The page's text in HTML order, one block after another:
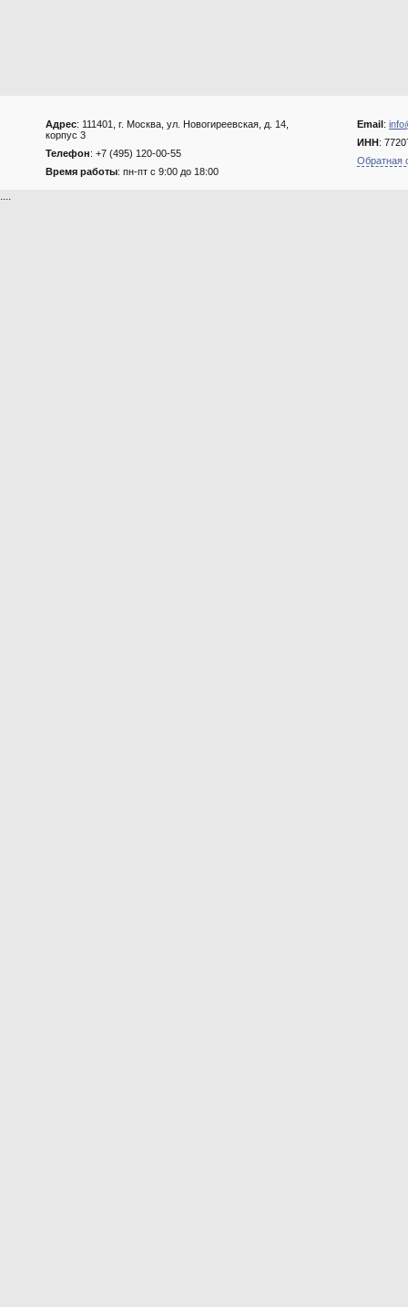
Адрес: 111401, г. Москва, ул. Новогиреевская, д. 14,
корпус 3
Телефон: +7 (495) 120-00-55
Время работы: пн-пт с 9:00 до 18:00
Email:
ИНН:
Обратная
....